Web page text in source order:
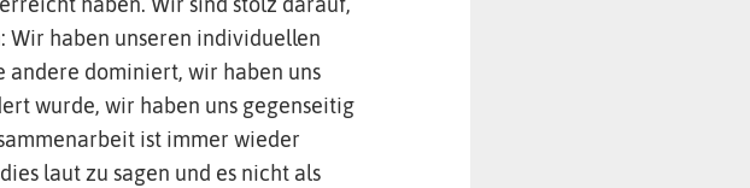
haben. Wir sind stolz darauf,
Wir haben unseren individuellen
andere dominiert, wir haben uns
wurde, wir haben uns gegenseitig
ist immer wieder
laut zu sagen und es nicht als